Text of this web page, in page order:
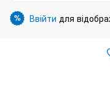
% Ввійти для